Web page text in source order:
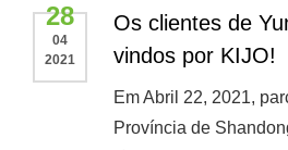
28
04
2021
Os clientes de
vindos por KIJO!
Em Abril 22, 2021,
Província de